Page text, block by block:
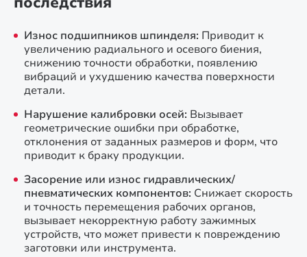
Износ подшипников шпинделя: Приводит к
увеличению радиального и осевого биения,
снижению точности обработки, появлению
вибраций и ухудшению качества поверхности
детали.
Нарушение калибровки осей: Вызывает
геометрические ошибки при обработке,
отклонения от заданных размеров и форм, что
приводит к браку продукции.
Засорение или износ гидравлических/
пневматических компонентов: Снижает скорость
и точность перемещения рабочих органов,
вызывает некорректную работу зажимных
устройств, что может привести к повреждению
заготовки или инструмента.